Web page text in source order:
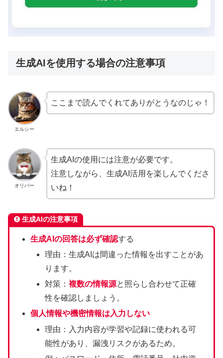
生成AIを使用する場合の注意事項
エルシー
ここまで読んでくれてありがとうなのじゃ！
オリバー
生成AIの使用には注意が必要です。
注意しながら、生成AI活用を楽しんでくださ
いね！
生成AIの注意事項
生成AIの回答は必ず確認する
理由：生成AIは間違った情報を出すことがあ
ります。
対策：複数の情報源と照らし合わせて正確
性を確認しましょう。
個人情報や機密情報は入力しない
理由：入力内容が学習や記録に使われる可
能性があり、漏洩リスクがあるため。